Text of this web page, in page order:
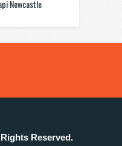
Newcastle
Reserved.